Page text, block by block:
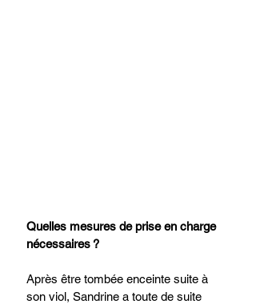
Quelles mesures de prise en charge
nécessaires ?
Après être tombée enceinte suite à
son viol, Sandrine a toute de suite